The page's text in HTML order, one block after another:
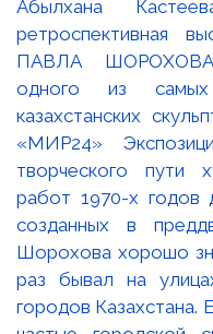
Абылхана
ретроспективная
ПАВЛА
одного из самых
казахстанских
«МИР24»
творческого пути
работ 1970-х годов
созданных в
Шорохова хорошо
раз бывал на
городов Казахстана.